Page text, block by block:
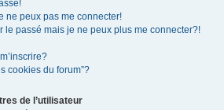
ne peux pas me connecter!
le passé mais je ne peux plus me connecter?!
cookies du forum”?
de l’utilisateur